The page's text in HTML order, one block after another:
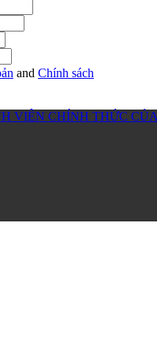
and Chính sách
VIÊN CHÍNH THỨC